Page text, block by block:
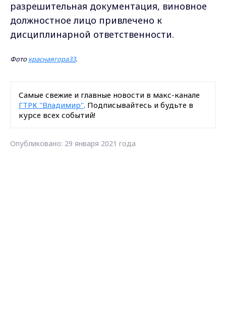
разрешительная документация, виновное
должностное лицо привлечено к
дисциплинарной ответственности.
Фото краснаягора33.
Самые свежие и главные новости в макс-канале
ГТРК "Владимир". Подписывайтесь и будьте в
курсе всех событий!
Опубликовано: 29 января 2021 года